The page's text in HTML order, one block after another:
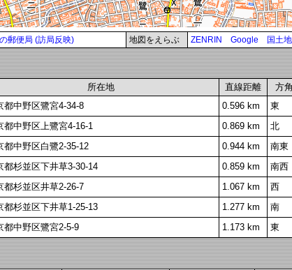
郵便局 (訪局反映) 地図をえらぶ ZENRIN Google 国土
所在地 直線距離 方角
都中野区鷺宮4-34-8 0.596 km 東
都中野区上鷺宮4-16-1 0.869 km 北
都中野区白鷺2-35-12 0.944 km 南東
都杉並区下井草3-30-14 0.859 km 南西
都杉並区井草2-26-7 1.067 km 西
都杉並区下井草1-25-13 1.277 km 南
都中野区鷺宮2-5-9 1.173 km 東